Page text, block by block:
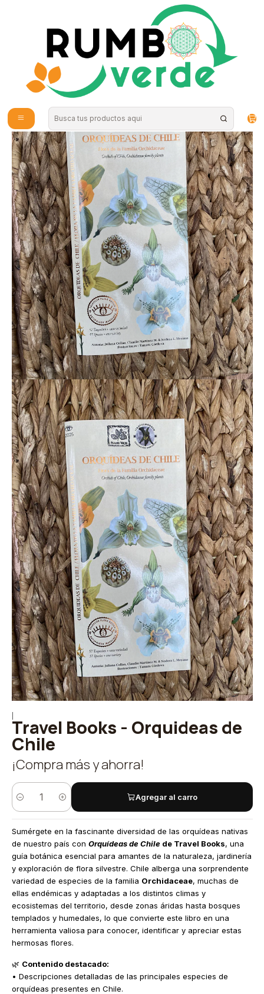
Envío gratis por compras sobre los 59.990 en la provincia de Santiago
Travel Books - Orquideas de Chile
Travel Books - Orquideas de
Chile
¡Compra más y ahorra!
Cantidad
Agregar al carro
Sumérgete en la fascinante diversidad de las orquídeas nativas
de nuestro país con Orquídeas de Chile de Travel Books, una
guía botánica esencial para amantes de la naturaleza, jardinería
y exploración de flora silvestre. Chile alberga una sorprendente
variedad de especies de la familia Orchidaceae, muchas de
ellas endémicas y adaptadas a los distintos climas y
ecosistemas del territorio, desde zonas áridas hasta bosques
templados y humedales, lo que convierte este libro en una
herramienta valiosa para conocer, identificar y apreciar estas
hermosas flores.
🌿 Contenido destacado:
• Descripciones detalladas de las principales especies de
orquídeas presentes en Chile.